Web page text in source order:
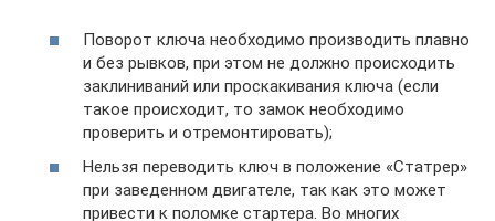
Поворот ключа необходимо производить плавно
и без рывков, при этом не должно происходить
заклиниваний или проскакивания ключа (если
такое происходит, то замок необходимо
проверить и отремонтировать);
Нельзя переводить ключ в положение «Статрер»
при заведенном двигателе, так как это может
привести к поломке стартера. Во многих